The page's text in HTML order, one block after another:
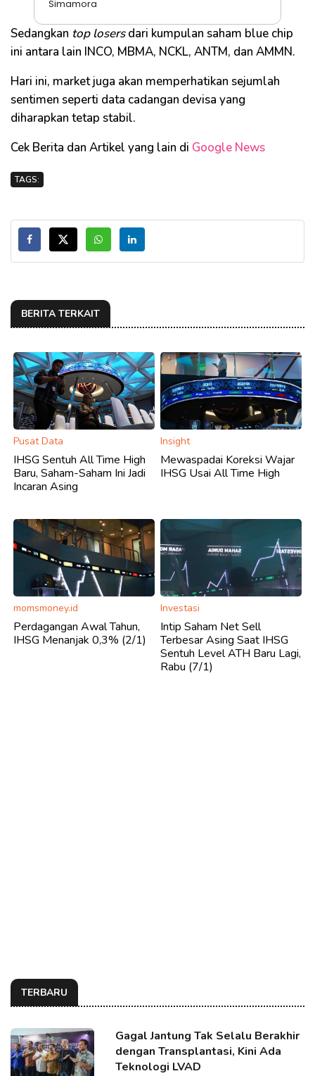
Simamora
Sedangkan top losersdari kumpulan saham blue chip
ini antara lain INCO, MBMA, NCKL, ANTM, dan AMMN.
Hari ini, market juga akan memperhatikan sejumlah
sentimen seperti data cadangan devisa yang
diharapkan tetap stabil.
Cek Berita dan Artikel yang lain di Google News
TAGS:
BERITA TERKAIT
Pusat Data
IHSG Sentuh All Time High
Baru, Saham-Saham Ini Jadi
Incaran Asing
Insight
Mewaspadai Koreksi Wajar
IHSG Usai All Time High
momsmoney.id
Perdagangan Awal Tahun,
IHSG Menanjak 0,3% (2/1)
Investasi
Intip Saham Net Sell
Terbesar Asing Saat IHSG
Sentuh Level ATH Baru Lagi,
Rabu (7/1)
TERBARU
Gagal Jantung Tak Selalu Berakhir
dengan Transplantasi, Kini Ada
Teknologi LVAD